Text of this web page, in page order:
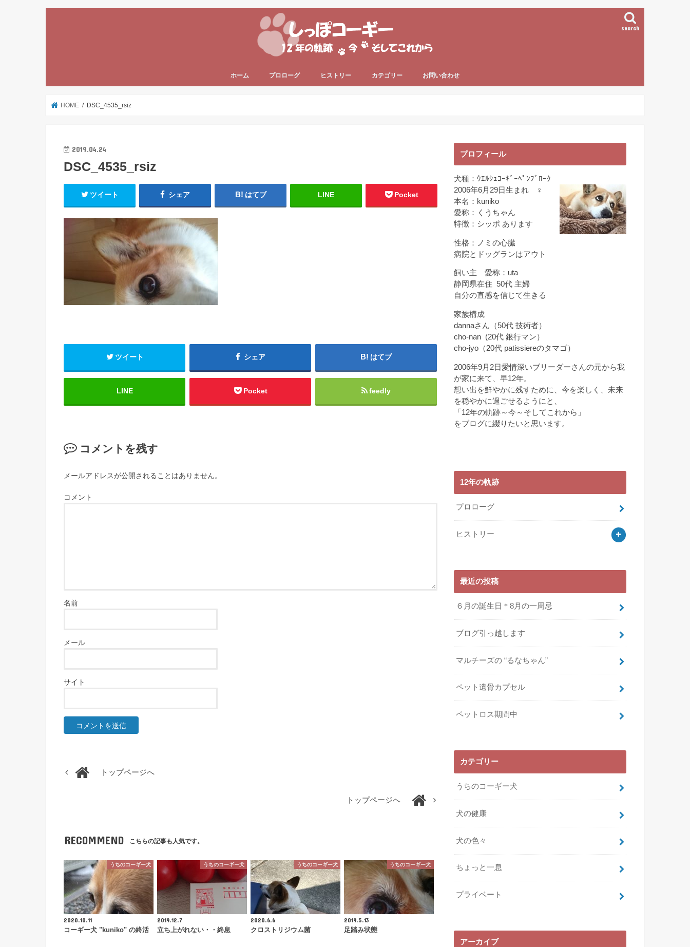
search
ホーム プロローグ ヒストリー カテゴリー お問い合わせ
HOME DSC_4535_rsiz
2019.04.24
DSC_4535_rsiz
ツイート シェア はてブ LINE Pocket
ツイート シェア はてブ
LINE Pocket feedly
コメントを残す
メールアドレスが公開されることはありません。
コメント
名前
メール
サイト
トップページへ
トップページへ
RECOMMEND こちらの記事も人気です。
うちのコーギー犬
2020.10.11
コーギー犬 "kuniko" の終活
うちのコーギー犬
2019.12.7
立ち上がれない・・終息
うちのコーギー犬
2020.6.6
クロストリジウム菌
うちのコーギー犬
2019.5.13
足踏み状態
プロフィール
犬種：ｳｴﾙｼｭｺｰｷﾞｰﾍﾟﾝﾌﾞﾛｰｸ
2006年6月29日生まれ ♀
本名：kuniko
愛称：くうちゃん
特徴：シッポ あります
性格：ノミの心臓
病院とドッグランはアウト
飼い主 愛称：uta
静岡県在住 50代 主婦
自分の直感を信じて生きる
家族構成
dannaさん（50代 技術者）
cho-nan (20代 銀行マン）
cho-jyo（20代 patissiereのタマゴ）
2006年9月2日愛情深いブリーダーさんの元から我
が家に来て、早12年。
想い出を鮮やかに残すために、今を楽しく、未来
を穏やかに過ごせるようにと、
「12年の軌跡～今～そしてこれから」
をブログに綴りたいと思います。
12年の軌跡
プロローグ
ヒストリー
最近の投稿
６月の誕生日＊8月の一周忌
ブログ引っ越します
マルチーズの “るなちゃん”
ペット遺骨カプセル
ペットロス期間中
カテゴリー
うちのコーギー犬
犬の健康
犬の色々
ちょっと一息
プライベート
アーカイブ